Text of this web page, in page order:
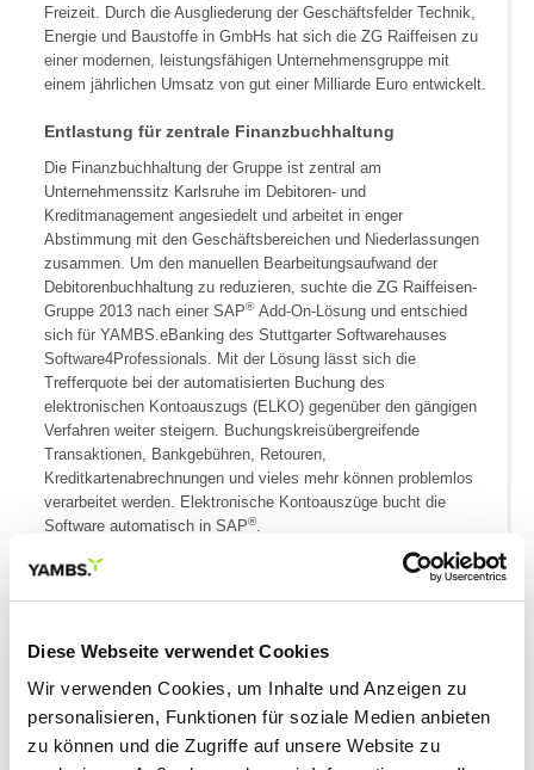
Diese Webseite verwendet Cookies
Wir verwenden Cookies, um Inhalte und Anzeigen zu
personalisieren, Funktionen für soziale Medien anbieten
zu können und die Zugriffe auf unsere Website zu
Freizeit. Durch die Ausgliederung der Geschäftsfelder Technik,
Energie und Baustoffe in GmbHs hat sich die ZG Raiffeisen zu
einer modernen, leistungsfähigen Unternehmensgruppe mit
einem jährlichen Umsatz von gut einer Milliarde Euro entwickelt.
Entlastung für zentrale Finanzbuchhaltung
Die Finanzbuchhaltung der Gruppe ist zentral am
Unternehmenssitz Karlsruhe im Debitoren- und
Kreditmanagement angesiedelt und arbeitet in enger
Abstimmung mit den Geschäftsbereichen und Niederlassungen
zusammen. Um den manuellen Bearbeitungsaufwand der
Debitorenbuchhaltung zu reduzieren, suchte die ZG Raiffeisen-
Gruppe 2013 nach einer SAP®Add-On-Lösung und entschied
sich für YAMBS.eBanking des Stuttgarter Softwarehauses
Software4Professionals. Mit der Lösung lässt sich die
Trefferquote bei der automatisierten Buchung des
elektronischen Kontoauszugs (ELKO) gegenüber den gängigen
Verfahren weiter steigern. Buchungskreisübergreifende
Transaktionen, Bankgebühren, Retouren,
Kreditkartenabrechnungen und vieles mehr können problemlos
verarbeitet werden. Elektronische Kontoauszüge bucht die
Software automatisch in SAP®.
Trefferquote von über 80 Prozent und einfache Handhabung
„Uns hat vor allem die hohe Automatisierungsquote von über 80
Prozent überzeugt und die Tatsache, dass die Software direkt
im Fachbereich eingerichtet und gepflegt werden kann“,
berichtet Laura Selter, Teamleiterin Debitoren- und
Kreditmanagement der ZG-Gruppe. YAMBS.eBanking wurde